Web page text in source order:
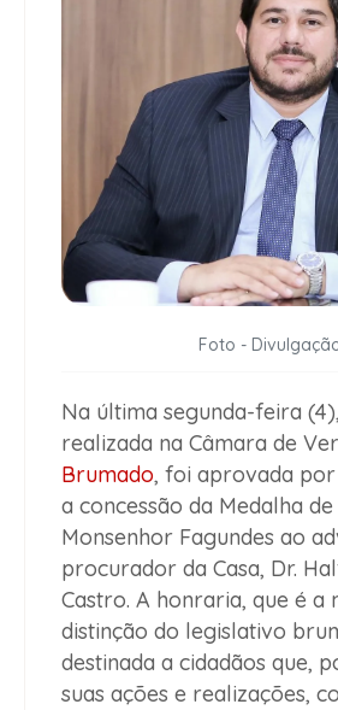
Foto -
Na última segunda-feira
realizada na Câmara de
Brumado, foi aprovada por
a concessão da Medalha
Monsenhor Fagundes ao
procurador da Casa, Dr.
Castro. A honraria, que é a
distinção do legislativo
destinada a cidadãos que,
suas ações e realizações,